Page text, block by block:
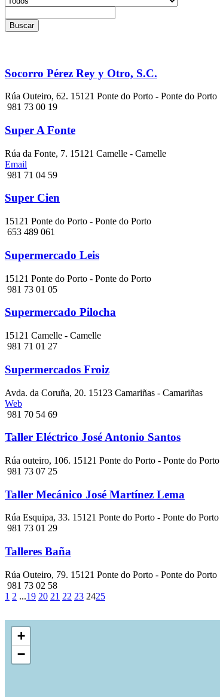
Buscar
Socorro Pérez Rey y Otro, S.C.
Rúa Outeiro, 62. 15121 Ponte do Porto - Ponte do Porto
981 73 00 19
Super A Fonte
Rúa da Fonte, 7. 15121 Camelle - Camelle
Email
981 71 04 59
Super Cien
15121 Ponte do Porto - Ponte do Porto
653 489 061
Supermercado Leis
15121 Ponte do Porto - Ponte do Porto
981 73 01 05
Supermercado Pilocha
15121 Camelle - Camelle
981 71 01 27
Supermercados Froiz
Avda. da Coruña, 20. 15123 Camariñas - Camariñas
Web
981 70 54 69
Taller Eléctrico José Antonio Santos
Rúa outeiro, 106. 15121 Ponte do Porto - Ponte do Porto
981 73 07 25
Taller Mecánico José Martínez Lema
Rúa Esquipa, 33. 15121 Ponte do Porto - Ponte do Porto
981 73 01 29
Talleres Baña
Rúa Outeiro, 79. 15121 Ponte do Porto - Ponte do Porto
981 73 02 58
1 2 ...19 20 21 22 23 2425
+
−